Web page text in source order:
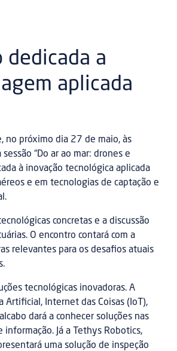
dedicada a
aplicada
no próximo dia 27 de maio, às
“Do ar ao mar: drones e
à inovação tecnológica aplicada
e em tecnologias de captação e
concretas e a discussão
O encontro contará com a
relevantes para os desafios atuais
tecnológicas inovadoras. A
Artificial, Internet das Coisas (IoT),
dará a conhecer soluções nas
Já a Tethys Robotics,
uma solução de inspeção